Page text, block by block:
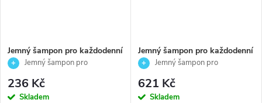
Jemný šampon pro každodenní
mytí vlasů - Daily - Reuzel -
Jemný šampon pro
236 Kč
Skladem
Jemný šampon pro každodenní
mytí vlasů - Daily - Reuzel -
Jemný šampon pro
621 Kč
Skladem